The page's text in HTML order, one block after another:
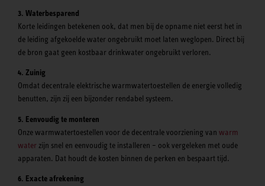
3. Waterbesparend
Korte leidingen betekenen ook, dat men bij de opname niet eerst het in
de leiding afgekoelde water ongebruikt moet laten weglopen. Direct bij
de bron gaat geen kostbaar drinkwater ongebruikt verloren.
4. Zuinig
Omdat decentrale elektrische warmwatertoestellen de energie volledig
benutten, zijn zij een bijzonder rendabel systeem.
5. Eenvoudig te monteren
Onze warmwatertoestellen voor de decentrale voorziening van warm
water zijn snel en eenvoudig te installeren – ook vergeleken met oude
apparaten. Dat houdt de kosten binnen de perken en bespaart tijd.
6. Exacte afrekening